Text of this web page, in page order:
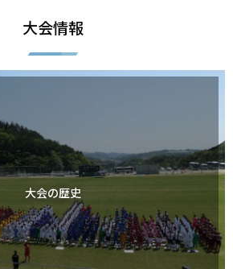
大会情報
大会の歴史